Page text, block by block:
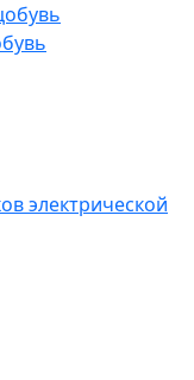
электрической